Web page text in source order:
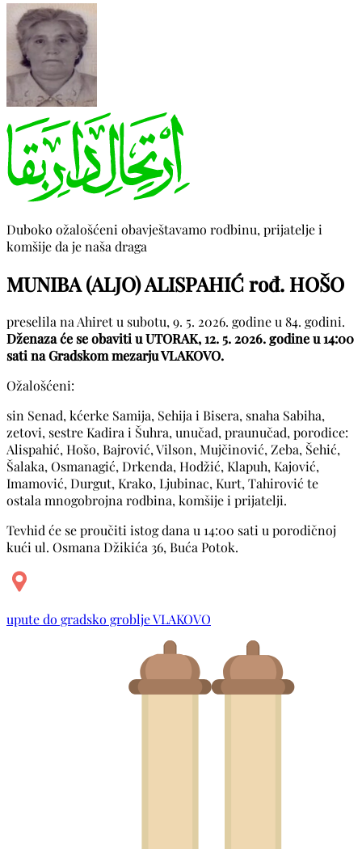
Duboko ožalošćeni obavještavamo rodbinu, prijatelje i
komšije da je naša draga
MUNIBA (ALJO) ALISPAHIĆ rođ. HOŠO
preselila na Ahiret u subotu, 9. 5. 2026. godine u 84. godini.
Dženaza će se obaviti u UTORAK, 12. 5. 2026. godine u 14:00
sati na Gradskom mezarju VLAKOVO.
Ožalošćeni:
sin Senad, kćerke Samija, Sehija i Bisera, snaha Sabiha,
zetovi, sestre Kadira i Šuhra, unučad, praunučad, porodice:
Alispahić, Hošo, Bajrović, Vilson, Mujčinović, Zeba, Šehić,
Šalaka, Osmanagić, Drkenda, Hodžić, Klapuh, Kajović,
Imamović, Durgut, Krako, Ljubinac, Kurt, Tahirović te
ostala mnogobrojna rodbina, komšije i prijatelji.
Tevhid će se proučiti istog dana u 14:00 sati u porodičnoj
kući ul. Osmana Džikića 36, Buća Potok.
upute do gradsko groblje VLAKOVO